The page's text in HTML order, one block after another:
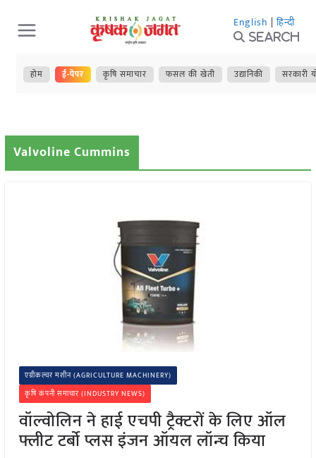
Skip
to
content
English | हिन्दी
Search
होम ई-पेपर कृषि समाचार फसल की खेती उद्यानिकी सरकारी
Valvoline Cummins
एग्रीकल्चर मशीन (AGRICULTURE MACHINERY)
कृषि कंपनी समाचार (INDUSTRY NEWS)
वॉल्वोलिन ने हाई एचपी ट्रैक्टरों के लिए ऑल
फ्लीट टर्बो प्लस इंजन ऑयल लॉन्च किया